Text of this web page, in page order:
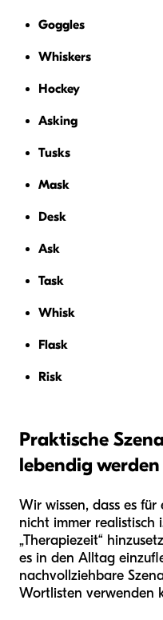
Goggles
Whiskers
Hockey
Asking
Tusks
Mask
Desk
Ask
Task
Whisk
Flask
Risk
Praktische
lebendig werden
Wir wissen, dass es
nicht immer realistisch
„Therapiezeit“
es in den Alltag
nachvollziehbare
Wortlisten verwenden